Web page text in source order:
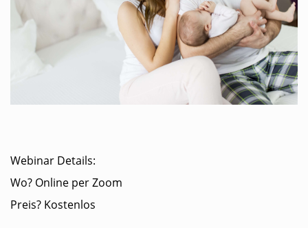
Webinar Details:
Wo? Online per Zoom
Preis? Kostenlos